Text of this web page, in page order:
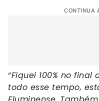
CONTINUA
“Fiquei 100% no
todo esse tempo,